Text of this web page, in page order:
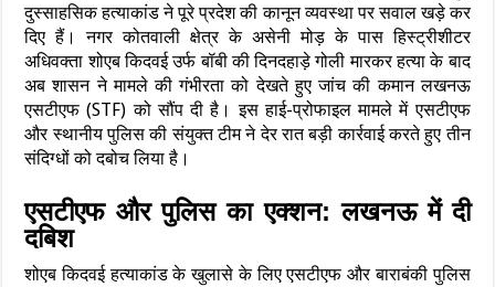
दुस्साहसिक हत्याकांड ने पूरे प्रदेश की कानून व्यवस्था पर सवाल खड़े कर
दिए हैं। नगर कोतवाली क्षेत्र के असेनी मोड़ के पास हिस्ट्रीशीटर
अधिवक्ता शोएब किदवई उर्फ बॉबी की दिनदहाड़े गोली मारकर हत्या के बाद
अब शासन ने मामले की गंभीरता को देखते हुए जांच की कमान लखनऊ
एसटीएफ (STF) को सौंप दी है। इस हाई-प्रोफाइल मामले में एसटीएफ
और स्थानीय पुलिस की संयुक्त टीम ने देर रात बड़ी कार्रवाई करते हुए तीन
संदिग्धों को दबोच लिया है।
एसटीएफ और पुलिस का एक्शन: लखनऊ में दी
दबिश
शोएब किदवई हत्याकांड के खुलासे के लिए एसटीएफ और बाराबंकी पुलिस